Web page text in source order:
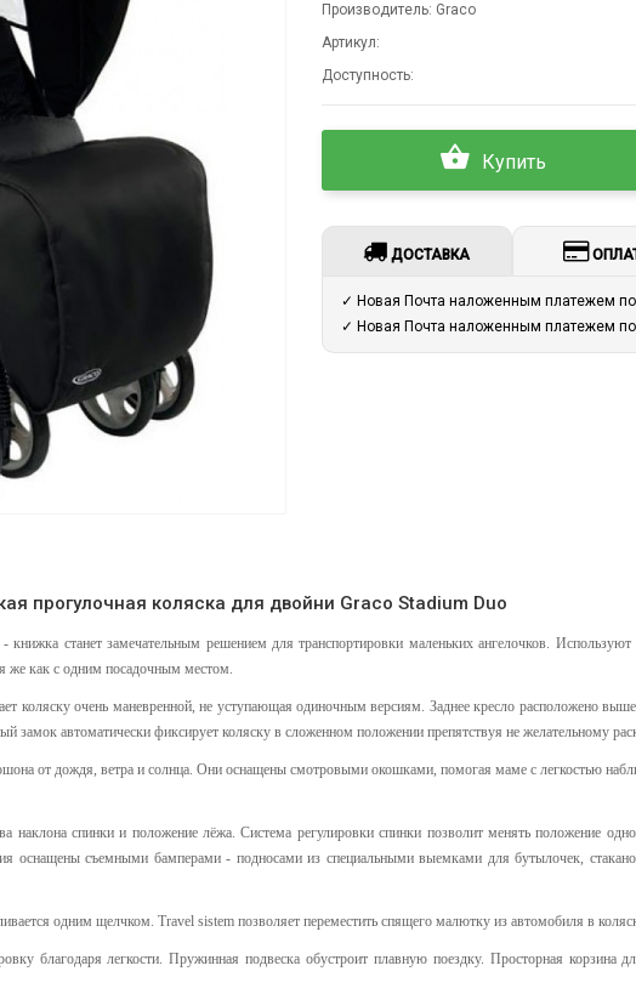
Производитель: Graco
Артикул:
Доступность:
Купить
ДОСТАВКА
✓ Новая Почта наложенным платежем
✓ Новая Почта наложенным платежем по
прогулочная коляска для двойни Graco Stadium Duo
станет замечательным решением для транспортировки маленьких ангелочков. Используют
же как с одним посадочным местом.
коляску очень маневренной, не уступающая одиночным версиям. Заднее кресло расположено
автоматически фиксирует коляску в сложенном положении препятствуя не желательному
от дождя, ветра и солнца. Они оснащены смотровыми окошками, помогая маме с легкостью
спинки и положение лёжа. Система регулировки спинки позволит менять положение
оснащены съемными бамперами - подносами из специальными выемками для бутылочек,
одним щелчком. Travel sistem позволяет переместить спящего малютку из автомобиля в
благодаря легкости. Пружинная подвеска обустроит плавную поездку. Просторная корзина